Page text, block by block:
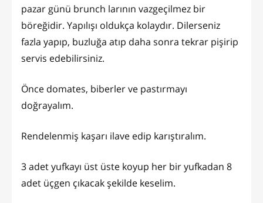
pazar günü brunch larının vazgeçilmez bir
böreğidir. Yapılışı oldukça kolaydır. Dilerseniz
fazla yapıp, buzluğa atıp daha sonra tekrar pişirip
servis edebilirsiniz.
Önce domates, biberler ve pastırmayı
doğrayalım.
Rendelenmiş kaşarı ilave edip karıştıralım.
3 adet yufkayı üst üste koyup her bir yufkadan 8
adet üçgen çıkacak şekilde keselim.